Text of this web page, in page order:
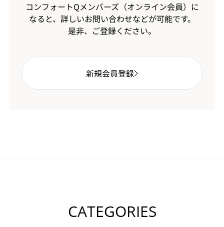
コンフォートQメンバーズ（オンライン会員）に
なると、 詳しいお問い合わせなどが可能です。
是非、ご登録ください。
新規会員登録
CATEGORIES